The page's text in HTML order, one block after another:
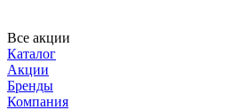
Все акции
Каталог
Акции
Бренды
Компания